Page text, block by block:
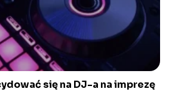
się na DJ-a na imprezę